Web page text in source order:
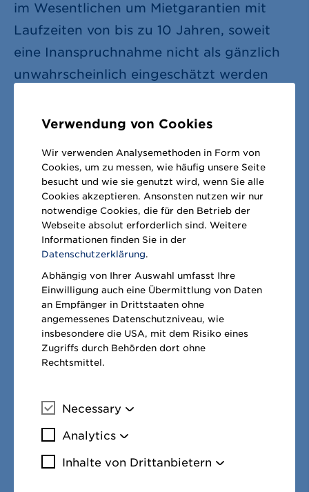
im Wesentlichen um Mietgarantien mit
Laufzeiten von bis zu 10 Jahren, soweit
eine Inanspruchnahme nicht als gänzlich
unwahrscheinlich eingeschätzt werden
Eventualverpflichtungen entsprechen im
Für einen Teil der
Eventualverbindlichkeiten bestehen
Rückgriffsrechte ggü. Dritten jeweils in
Höhe des Nominalbetrags.
Diese Seite teilen:
Verwendung von Cookies
Wir verwenden Analysemethoden in Form von
Cookies, um zu messen, wie häufig unsere Seite
besucht und wie sie genutzt wird, wenn Sie alle
Cookies akzeptieren. Ansonsten nutzen wir nur
notwendige Cookies, die für den Betrieb der
Webseite absolut erforderlich sind. Weitere
Informationen finden Sie in der
Datenschutzerklärung.
Abhängig von Ihrer Auswahl umfasst Ihre
Einwilligung auch eine Übermittlung von Daten
an Empfänger in Drittstaaten ohne
angemessenes Datenschutzniveau, wie
insbesondere die USA, mit dem Risiko eines
Zugriffs durch Behörden dort ohne
Rechtsmittel.
Necessary Mehr Informationen
Analytics Mehr Informationen
Inhalte von Drittanbietern Mehr